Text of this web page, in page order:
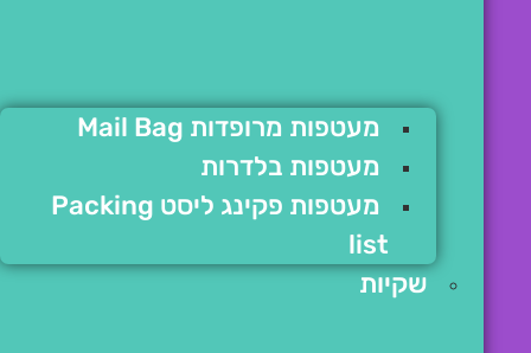
מעטפות מרופדות Mail Bag
מעטפות בלדרות
מעטפות פקינג ליסט Packing
list
שקיות